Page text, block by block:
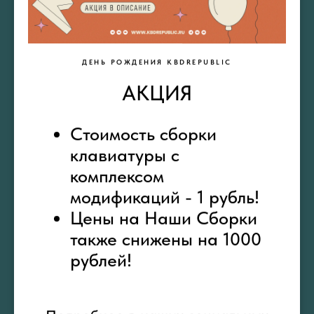
ДЕНЬ РОЖДЕНИЯ KBDREPUBLIC
АКЦИЯ
Стоимость сборки
клавиатуры с
комплексом
модификаций - 1 рубль!
Цены на Наши Сборки
также снижены на 1000
рублей!
Кейкапы
Девайсы